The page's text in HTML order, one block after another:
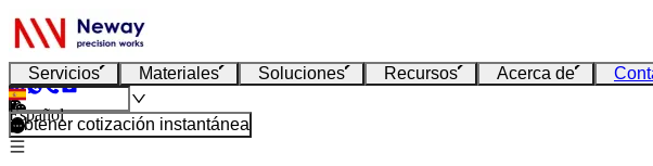
Servicios Materiales Soluciones Recursos Acerca de
Español
Obtener cotización instantánea